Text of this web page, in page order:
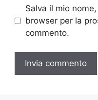
Salva il mio
browser per la
commento.